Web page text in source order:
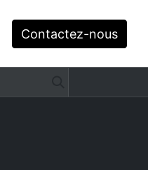
Contactez-nous